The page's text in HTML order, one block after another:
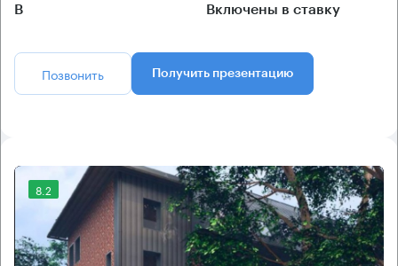
B Включены в ставку
Позвонить Получить презентацию
8.2